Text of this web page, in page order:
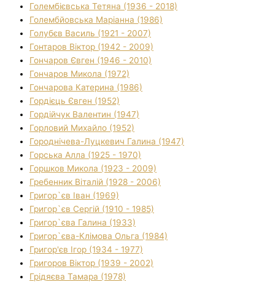
Голембієвська Тетяна (1936 - 2018)
Голембйовська Маріанна (1986)
Голубєв Василь (1921 - 2007)
Гонтаров Віктор (1942 - 2009)
Гончаров Євген (1946 - 2010)
Гончаров Микола (1972)
Гончарова Катерина (1986)
Гордієць Євген (1952)
Гордійчук Валентин (1947)
Горловий Михайло (1952)
Городнічева-Луцкевич Галина (1947)
Горська Алла (1925 - 1970)
Горшков Микола (1923 - 2009)
Гребенник Віталій (1928 - 2006)
Григор`єв Іван (1969)
Григор`єв Сергій (1910 - 1985)
Григор`єва Галина (1933)
Григор`єва-Клімова Ольга (1984)
Григор'єв Ігор (1934 - 1977)
Григоров Віктор (1939 - 2002)
Грідяєва Тамара (1978)